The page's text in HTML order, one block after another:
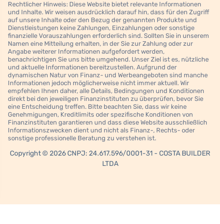
Rechtlicher Hinweis: Diese Website bietet relevante Informationen
und Inhalte. Wir weisen ausdrücklich darauf hin, dass für den Zugriff
auf unsere Inhalte oder den Bezug der genannten Produkte und
Dienstleistungen keine Zahlungen, Einzahlungen oder sonstige
finanzielle Vorauszahlungen erforderlich sind. Sollten Sie in unserem
Namen eine Mitteilung erhalten, in der Sie zur Zahlung oder zur
Angabe weiterer Informationen aufgefordert werden,
benachrichtigen Sie uns bitte umgehend. Unser Ziel ist es, nützliche
und aktuelle Informationen bereitzustellen. Aufgrund der
dynamischen Natur von Finanz- und Werbeangeboten sind manche
Informationen jedoch möglicherweise nicht immer aktuell. Wir
empfehlen Ihnen daher, alle Details, Bedingungen und Konditionen
direkt bei den jeweiligen Finanzinstituten zu überprüfen, bevor Sie
eine Entscheidung treffen. Bitte beachten Sie, dass wir keine
Genehmigungen, Kreditlimits oder spezifische Konditionen von
Finanzinstituten garantieren und dass diese Website ausschließlich
Informationszwecken dient und nicht als Finanz-, Rechts- oder
sonstige professionelle Beratung zu verstehen ist.
Copyright © 2026 CNPJ: 24.617.596/0001-31 - COSTA BUILDER
LTDA